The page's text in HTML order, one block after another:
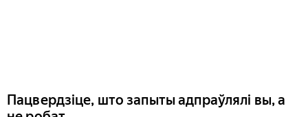
Пацвердзіце, што запыты адпраўлялі вы, а